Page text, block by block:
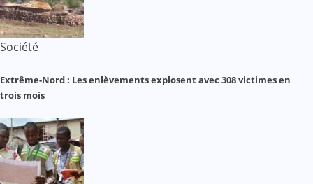
Société
Extrême-Nord : Les enlèvements explosent avec 308 victimes en
trois mois